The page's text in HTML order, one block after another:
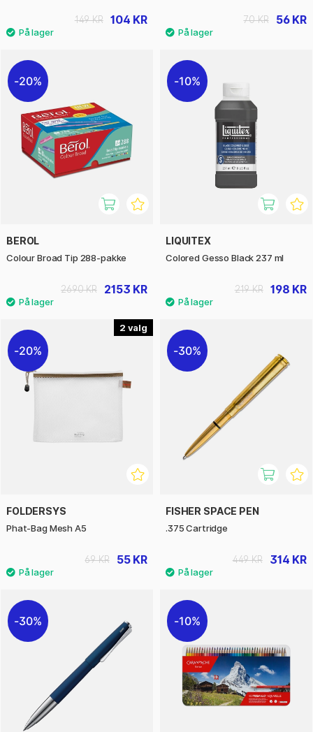
104 KR
149 KR 56 KR
70 KR
20%
BEROL
Colour Broad Tip 288-pakke
2153 KR
2690 KR
10%
LIQUITEX
Colored Gesso Black 237 ml
198 KR
219 KR
2
20%
FOLDERSYS
Phat-Bag Mesh A5
55 KR
69 KR
30%
FISHER SPACE PEN
.375 Cartridge
314 KR
449 KR
30% 10%